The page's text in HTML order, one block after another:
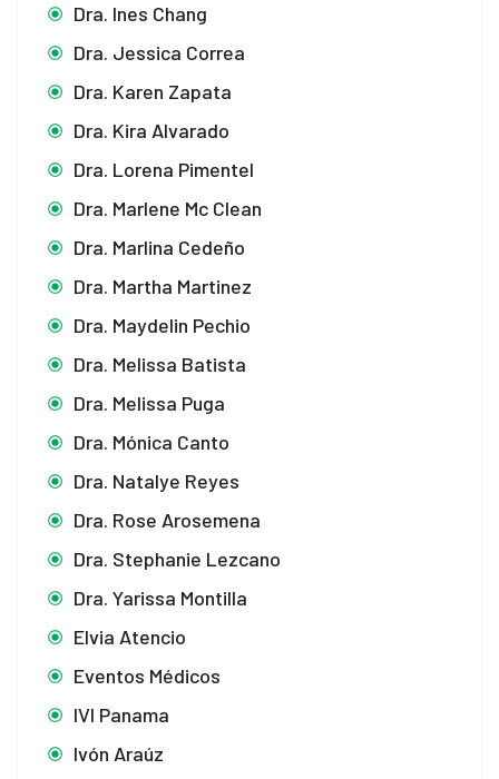
Dra. Ines Chang
Dra. Jessica Correa
Dra. Karen Zapata
Dra. Kira Alvarado
Dra. Lorena Pimentel
Dra. Marlene Mc Clean
Dra. Marlina Cedeño
Dra. Martha Martinez
Dra. Maydelin Pechio
Dra. Melissa Batista
Dra. Melissa Puga
Dra. Mónica Canto
Dra. Natalye Reyes
Dra. Rose Arosemena
Dra. Stephanie Lezcano
Dra. Yarissa Montilla
Elvia Atencio
Eventos Médicos
IVI Panama
Ivón Araúz